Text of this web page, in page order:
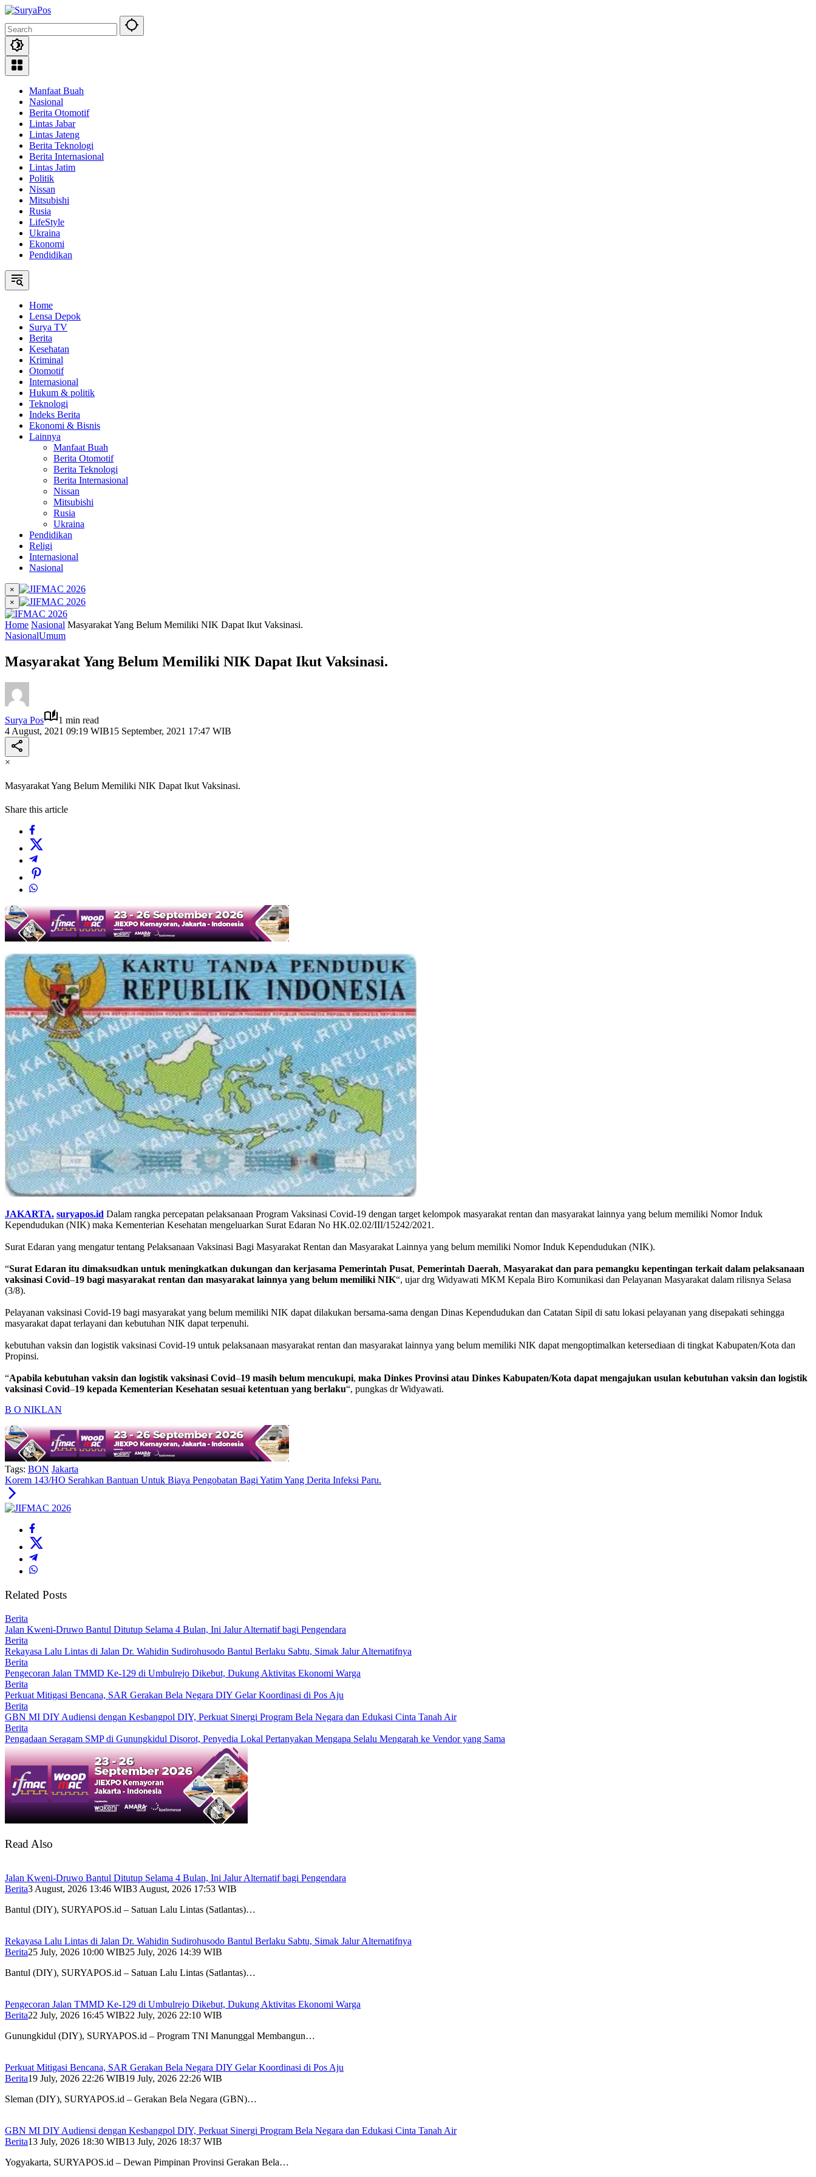
Skip
content
Manfaat Buah
Nasional
Berita Otomotif
Lintas Jabar
Lintas Jateng
Berita Teknologi
Berita Internasional
Lintas Jatim
Politik
Nissan
Mitsubishi
Rusia
LifeStyle
Ukraina
Ekonomi
Pendidikan
Home
Lensa Depok
Surya TV
Berita
Kesehatan
Kriminal
Otomotif
Internasional
Hukum & politik
Teknologi
Indeks Berita
Ekonomi & Bisnis
Lainnya
Manfaat Buah
Berita Otomotif
Berita Teknologi
Berita Internasional
Nissan
Mitsubishi
Rusia
Ukraina
Pendidikan
Religi
Internasional
Nasional
×
×
Home Nasional Masyarakat Yang Belum Memiliki NIK Dapat Ikut Vaksinasi.
NasionalUmum
Masyarakat Yang Belum Memiliki NIK Dapat Ikut Vaksinasi.
Surya Pos
1 min read
4 August, 2021 09:19 WIB15 September, 2021 17:47 WIB
×
Masyarakat Yang Belum Memiliki NIK Dapat Ikut Vaksinasi.
Share this article
JAKARTA. suryapos.id Dalam rangka percepatan pelaksanaan Program Vaksinasi Covid-19 dengan target kelompok masyarakat rentan dan masyarakat lainnya yang belum memiliki Nomor Induk
Kependudukan (NIK) maka Kementerian Kesehatan mengeluarkan Surat Edaran No HK.02.02/III/15242/2021.
Surat Edaran yang mengatur tentang Pelaksanaan Vaksinasi Bagi Masyarakat Rentan dan Masyarakat Lainnya yang belum memiliki Nomor Induk Kependudukan (NIK).
“Surat Edaran itu dimaksudkan untuk meningkatkan dukungan dan kerjasama Pemerintah Pusat, Pemerintah Daerah, Masyarakat dan para pemangku kepentingan terkait dalam pelaksanaan
vaksinasi Covid–19 bagi masyarakat rentan dan masyarakat lainnya yang belum memiliki NIK“, ujar drg Widyawati MKM Kepala Biro Komunikasi dan Pelayanan Masyarakat dalam rilisnya Selasa
(3/8).
Pelayanan vaksinasi Covid-19 bagi masyarakat yang belum memiliki NIK dapat dilakukan bersama-sama dengan Dinas Kependudukan dan Catatan Sipil di satu lokasi pelayanan yang disepakati sehingga
masyarakat dapat terlayani dan kebutuhan NIK dapat terpenuhi.
kebutuhan vaksin dan logistik vaksinasi Covid-19 untuk pelaksanaan masyarakat rentan dan masyarakat lainnya yang belum memiliki NIK dapat mengoptimalkan ketersediaan di tingkat Kabupaten/Kota dan
Propinsi.
“Apabila kebutuhan vaksin dan logistik vaksinasi Covid–19 masih belum mencukupi, maka Dinkes Provinsi atau Dinkes Kabupaten/Kota dapat mengajukan usulan kebutuhan vaksin dan logistik
vaksinasi Covid–19 kepada Kementerian Kesehatan sesuai ketentuan yang berlaku“, pungkas dr Widyawati.
B O NIKLAN
Tags: BON Jakarta
Korem 143/HO Serahkan Bantuan Untuk Biaya Pengobatan Bagi Yatim Yang Derita Infeksi Paru.
Related Posts
Berita
Jalan Kweni-Druwo Bantul Ditutup Selama 4 Bulan, Ini Jalur Alternatif bagi Pengendara
Berita
Rekayasa Lalu Lintas di Jalan Dr. Wahidin Sudirohusodo Bantul Berlaku Sabtu, Simak Jalur Alternatifnya
Berita
Pengecoran Jalan TMMD Ke-129 di Umbulrejo Dikebut, Dukung Aktivitas Ekonomi Warga
Berita
Perkuat Mitigasi Bencana, SAR Gerakan Bela Negara DIY Gelar Koordinasi di Pos Aju
Berita
GBN MI DIY Audiensi dengan Kesbangpol DIY, Perkuat Sinergi Program Bela Negara dan Edukasi Cinta Tanah Air
Berita
Pengadaan Seragam SMP di Gunungkidul Disorot, Penyedia Lokal Pertanyakan Mengapa Selalu Mengarah ke Vendor yang Sama
Read Also
Jalan Kweni-Druwo Bantul Ditutup Selama 4 Bulan, Ini Jalur Alternatif bagi Pengendara
Berita3 August, 2026 13:46 WIB3 August, 2026 17:53 WIB
Bantul (DIY), SURYAPOS.id – Satuan Lalu Lintas (Satlantas)…
Rekayasa Lalu Lintas di Jalan Dr. Wahidin Sudirohusodo Bantul Berlaku Sabtu, Simak Jalur Alternatifnya
Berita25 July, 2026 10:00 WIB25 July, 2026 14:39 WIB
Bantul (DIY), SURYAPOS.id – Satuan Lalu Lintas (Satlantas)…
Pengecoran Jalan TMMD Ke-129 di Umbulrejo Dikebut, Dukung Aktivitas Ekonomi Warga
Berita22 July, 2026 16:45 WIB22 July, 2026 22:10 WIB
Gunungkidul (DIY), SURYAPOS.id – Program TNI Manunggal Membangun…
Perkuat Mitigasi Bencana, SAR Gerakan Bela Negara DIY Gelar Koordinasi di Pos Aju
Berita19 July, 2026 22:26 WIB19 July, 2026 22:26 WIB
Sleman (DIY), SURYAPOS.id – Gerakan Bela Negara (GBN)…
GBN MI DIY Audiensi dengan Kesbangpol DIY, Perkuat Sinergi Program Bela Negara dan Edukasi Cinta Tanah Air
Berita13 July, 2026 18:30 WIB13 July, 2026 18:37 WIB
Yogyakarta, SURYAPOS.id – Dewan Pimpinan Provinsi Gerakan Bela…